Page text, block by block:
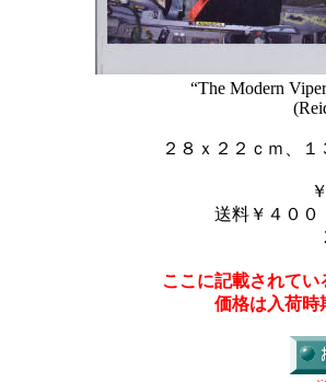
“The Modern
２８ｘ２２ｃｍ、
送料￥４００
ここに記載されて
価格は入荷時